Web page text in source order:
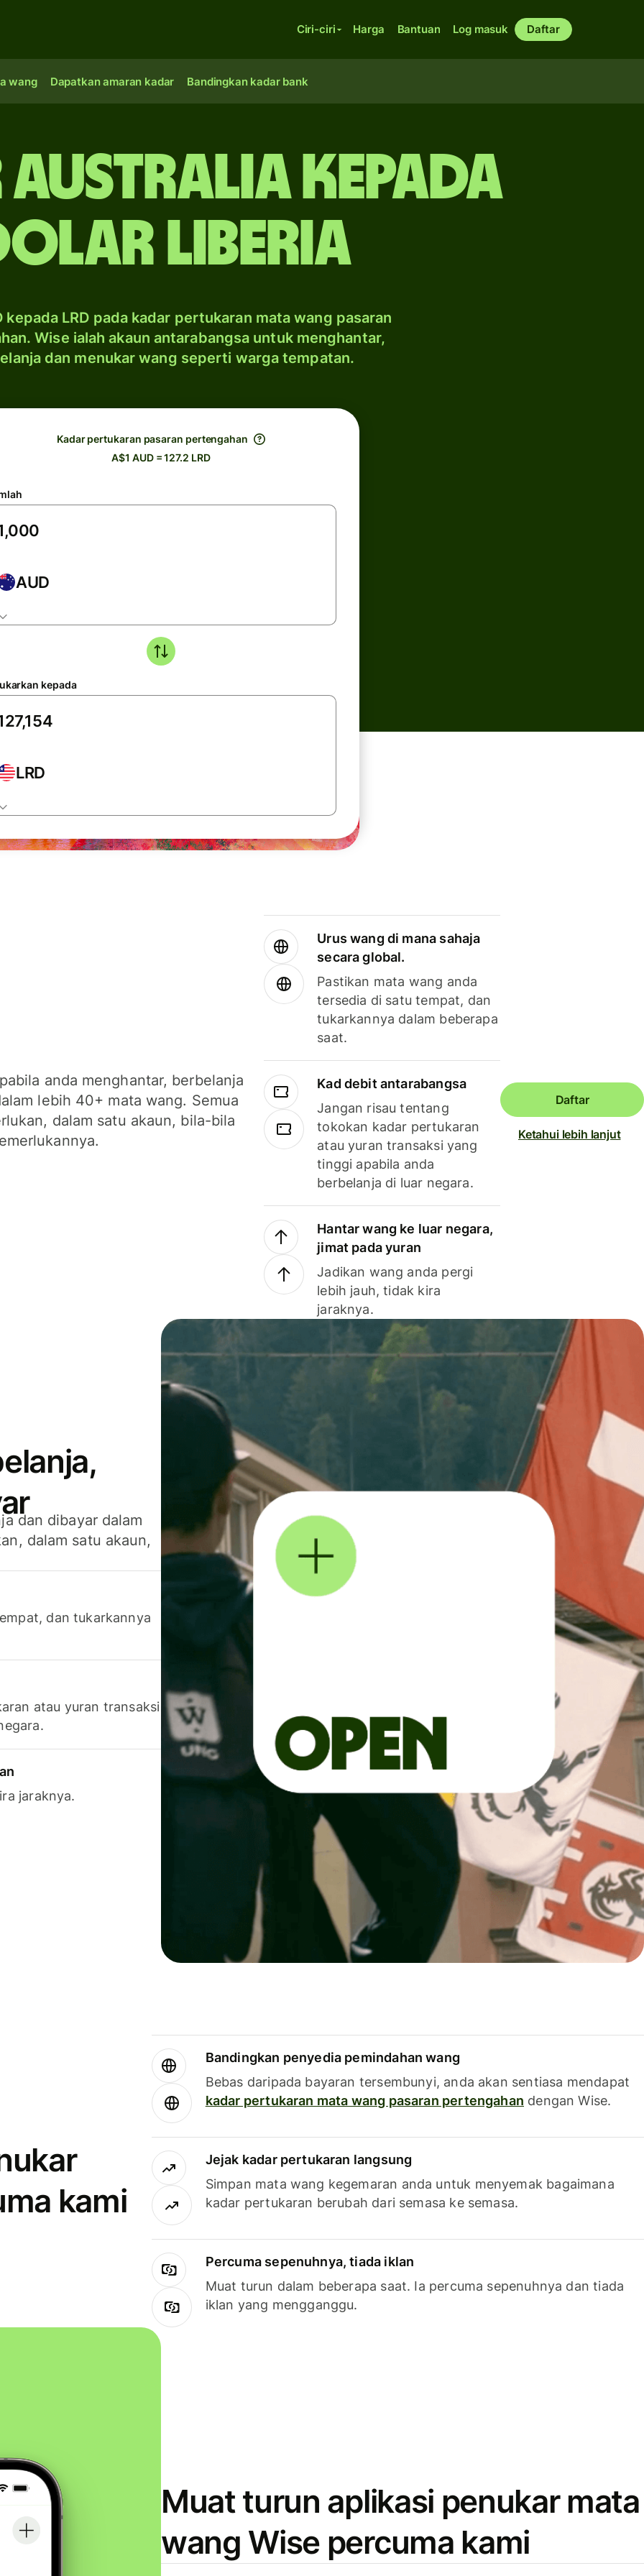
Ciri-ciri Harga Bantuan Log masuk Daftar
wang Dapatkan amaran kadar Bandingkan kadar bank
kepada
Liberia
kepada LRD pada kadar pertukaran mata wang pasaran
Wise ialah akaun antarabangsa untuk menghantar,
dan menukar wang seperti warga tempatan.
Kadar pertukaran pasaran pertengahan
A$1 AUD = 127.2 LRD
AUD
kepada
LRD
anda menghantar, berbelanja
lebih 40+ mata wang. Semua
dalam satu akaun, bila-bila
Urus wang di mana sahaja
secara global.
Pastikan mata wang anda
tersedia di satu tempat, dan
tukarkannya dalam beberapa
saat.
Kad debit antarabangsa
Jangan risau tentang
tokokan kadar pertukaran
atau yuran transaksi yang
tinggi apabila anda
berbelanja di luar negara.
Hantar wang ke luar negara,
jimat pada yuran
Jadikan wang anda pergi
lebih jauh, tidak kira
jaraknya.
Daftar
Ketahui lebih lanjut
dan dibayar dalam
dalam satu akaun,
dan tukarkannya
atau yuran transaksi
jaraknya.
kami
Bandingkan penyedia pemindahan wang
Bebas daripada bayaran tersembunyi, anda akan sentiasa mendapat
kadar pertukaran mata wang pasaran pertengahan dengan Wise.
Jejak kadar pertukaran langsung
Simpan mata wang kegemaran anda untuk menyemak bagaimana
kadar pertukaran berubah dari semasa ke semasa.
Percuma sepenuhnya, tiada iklan
Muat turun dalam beberapa saat. Ia percuma sepenuhnya dan tiada
iklan yang mengganggu.
Muat turun aplikasi penukar mata
wang Wise percuma kami